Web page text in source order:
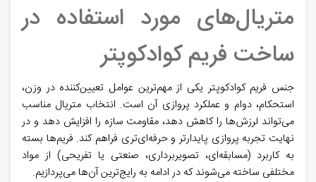
متریال‌های مورد استفاده در
ساخت فریم کوادکوپتر
جنس فریم کوادکوپتر یکی از مهم‌ترین عوامل تعیین‌کننده در وزن،
استحکام، دوام و عملکرد پروازی آن است. انتخاب متریال مناسب
می‌تواند لرزش‌ها را کاهش دهد، مقاومت سازه را افزایش دهد و در
نهایت تجربه پروازی پایدارتر و حرفه‌ای‌تری فراهم کند. فریم‌ها بسته
به کاربرد (مسابقه‌ای، تصویربرداری، صنعتی یا تفریحی) از مواد
مختلفی ساخته می‌شوند که در ادامه به رایج‌ترین آن‌ها می‌پردازیم.